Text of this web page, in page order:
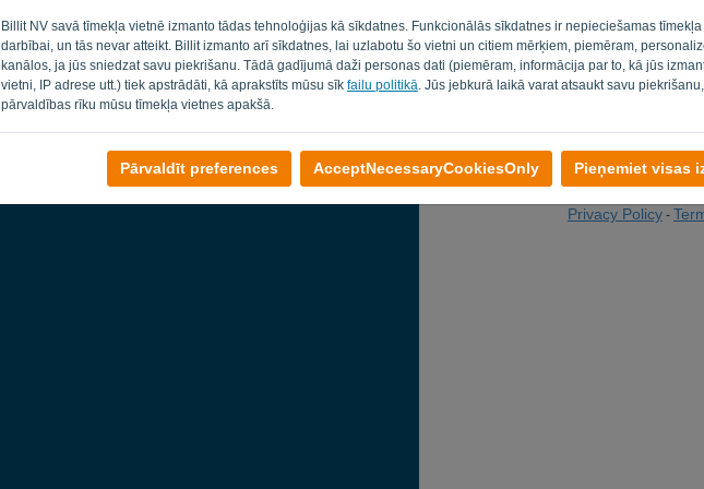
Billit NV savā tīmekļa vietnē izmanto tādas tehnoloģijas kā sīkdatnes. Funkcionālās sīkdatnes ir nepieciešamas
darbībai, un tās nevar atteikt. Billit izmanto arī sīkdatnes, lai uzlabotu šo vietni un citiem mērķiem, piemēram,
kanālos, ja jūs sniedzat savu piekrišanu. Tādā gadījumā daži personas dati (piemēram, informācija par to, kā jūs
vietni, IP adrese utt.) tiek apstrādāti, kā aprakstīts mūsu sīk failu politikā . Jūs jebkurā laikā varat atsaukt savu
pārvaldības rīku mūsu tīmekļa vietnes apakšā.
Pārvaldīt preferences AcceptNecessaryCookiesOnly Pieņemiet visas
E-pasts
Atpakaļ uz
Privacy Policy -